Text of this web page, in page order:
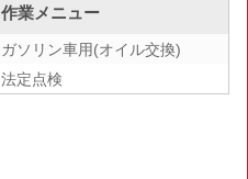
作業メニュー
ガソリン車用(オイル交換)
法定点検